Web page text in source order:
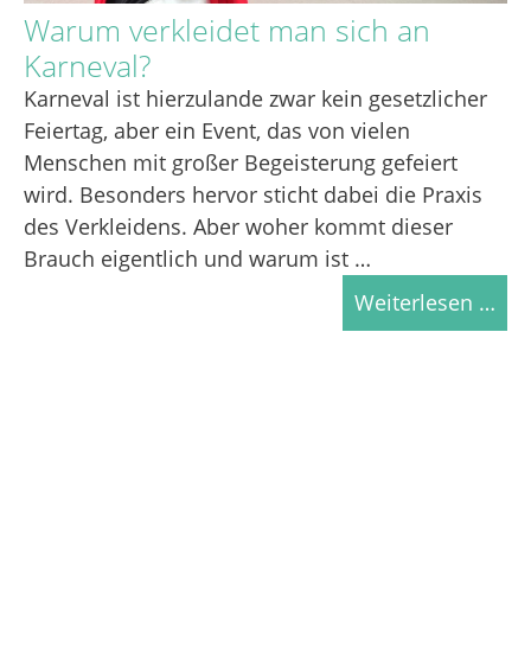
Warum verkleidet man sich an
Karneval?
Karneval ist hierzulande zwar kein gesetzlicher
Feiertag, aber ein Event, das von vielen
Menschen mit großer Begeisterung gefeiert
wird. Besonders hervor sticht dabei die Praxis
des Verkleidens. Aber woher kommt dieser
Brauch eigentlich und warum ist …
Weiterlesen …